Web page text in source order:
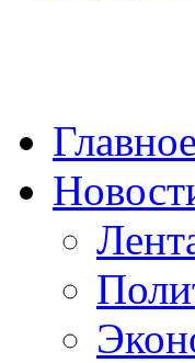
Главное